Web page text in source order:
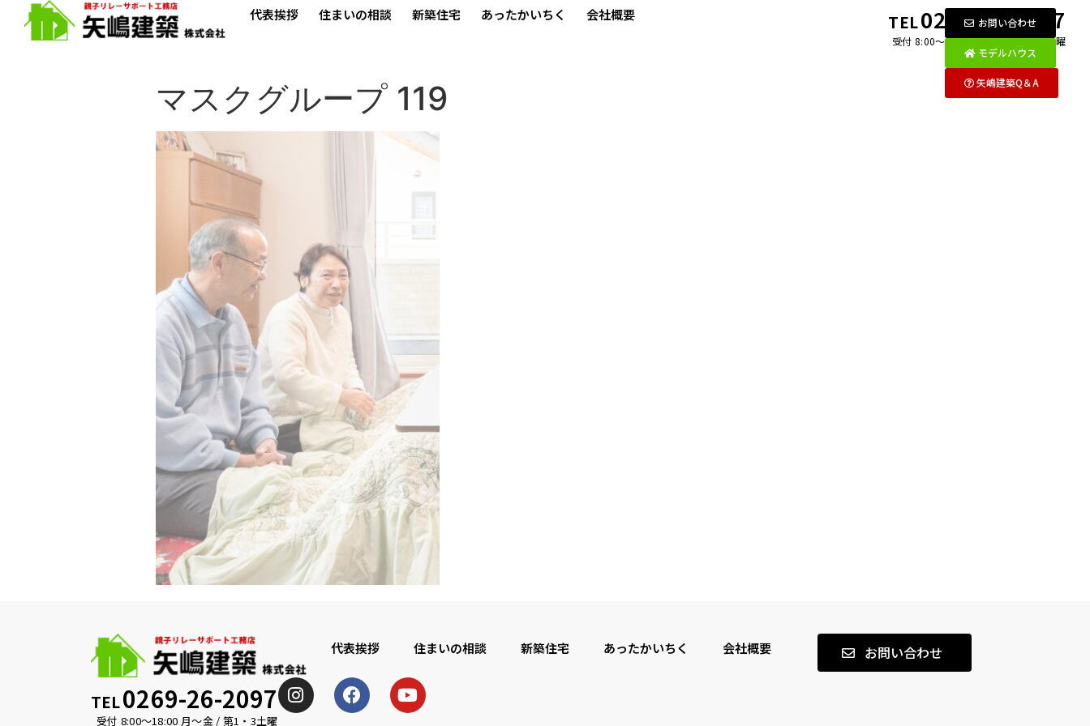
代表挨拶 住まいの相談 新築住宅 あったかいちく 会社概要 TEL0269-26-2097
受付 8:00〜18:00 月〜金 / 第1・3土曜
マスクグループ 119
代表挨拶 住まいの相談 新築住宅 あったかいちく 会社概要 お問い合わせ
TEL0269-26-2097
受付 8:00〜18:00 月〜金 / 第1・3土曜
お問い合わせ
モデルハウス
矢嶋建築Q＆A